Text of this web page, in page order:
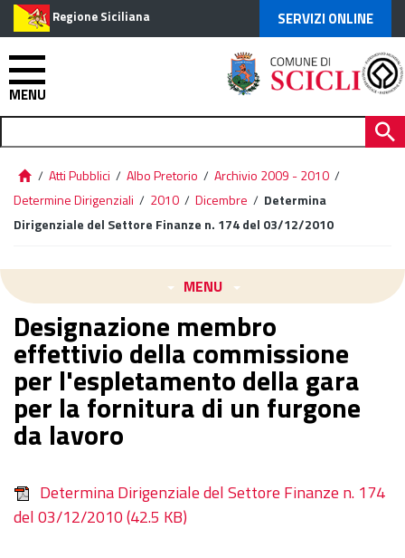
Regione Siciliana SERVIZI ONLINE
MENU
/ Atti Pubblici / Albo Pretorio / Archivio 2009 - 2010 /
Determine Dirigenziali / 2010 / Dicembre / Determina
Dirigenziale del Settore Finanze n. 174 del 03/12/2010
MENU
Designazione membro
effettivio della commissione
per l'espletamento della gara
per la fornitura di un furgone
da lavoro
Determina Dirigenziale del Settore Finanze n. 174
del 03/12/2010(42.5 KB)